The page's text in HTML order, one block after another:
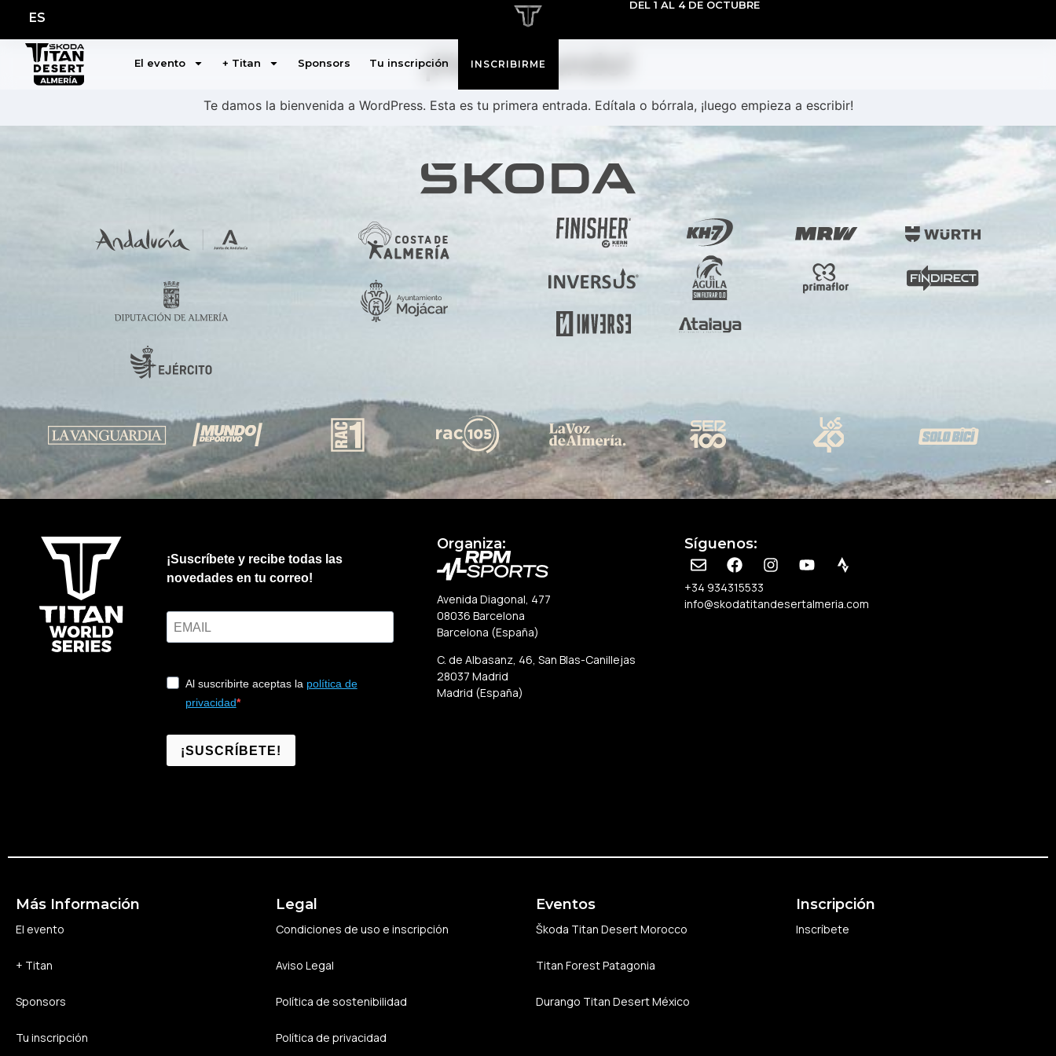
ES
DEL 1 AL 4 DE OCTUBRE
El evento + Titan Sponsors Tu inscripción INSCRIBIRME
¡Hola, mundo!
Te damos la bienvenida a WordPress. Esta es tu primera entrada. Edítala o bórrala, ¡luego empieza a escribir!
¡Suscríbete y recibe todas las
novedades en tu correo!
Al suscribirte aceptas la política de
privacidad
¡SUSCRÍBETE!
Organiza:
Avenida Diagonal, 477
08036 Barcelona
Barcelona (España)
C. de Albasanz, 46, San Blas-Canillejas
28037 Madrid
Madrid (España)
Síguenos:
+34 934315533
info@skodatitandesertalmeria.com
Más Información
El evento
+ Titan
Sponsors
Tu inscripción
Legal
Condiciones de uso e inscripción
Aviso Legal
Política de sostenibilidad
Política de privacidad
Eventos
Škoda Titan Desert Morocco
Titan Forest Patagonia
Durango Titan Desert México
Inscripción
Inscríbete